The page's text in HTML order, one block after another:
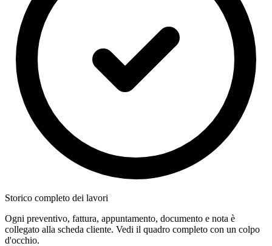
Storico completo dei lavori
Ogni preventivo, fattura, appuntamento, documento e nota è
collegato alla scheda cliente. Vedi il quadro completo con un colpo
d'occhio.